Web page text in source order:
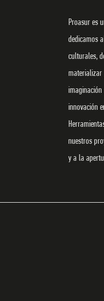
Proasur es
dedicamos
culturales,
materializar
imaginación
innovación
nuestros
y a la